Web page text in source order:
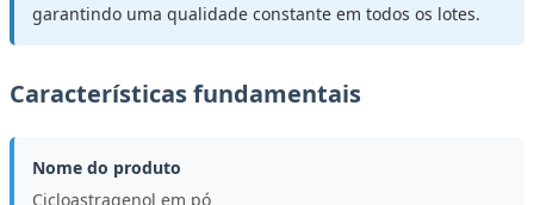
garantindo uma qualidade constante em todos os lotes.
Características fundamentais
Nome do produto
Cicloastragenol em pó